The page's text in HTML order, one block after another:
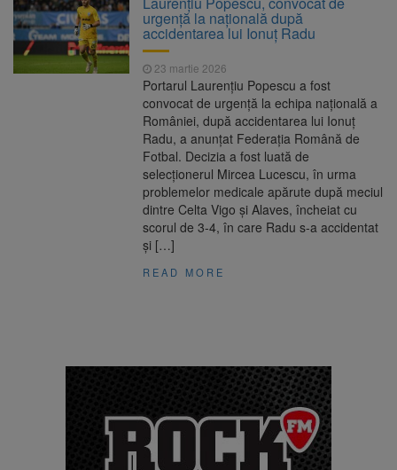
Nivelul Dunării a început să crească
8 august 2026
Asociația Română pentru
Iluminat cere reducerea luminii pe timpul
nopții, nu oprirea iluminatului public
7 august 2026
Trafic blocat pe DN1E Brașov
– Poiana Brașov după un accident. Două
persoane primesc îngrijiri medicale
Se schimbă examenul de
medic specialist. Subiecte unice în toată țara,
aceeași oră și același barem
urgență la națională după
accidentarea lui Ionuț Radu
23 martie 2026
Portarul Laurențiu Popescu a fost
convocat de urgență la echipa națională a
României, după accidentarea lui Ionuț
Radu, a anunțat Federația Română de
Fotbal. Decizia a fost luată de
selecționerul Mircea Lucescu, în urma
problemelor medicale apărute după meciul
dintre Celta Vigo și Alaves, încheiat cu
scorul de 3-4, în care Radu s-a accidentat
și […]
READ MORE